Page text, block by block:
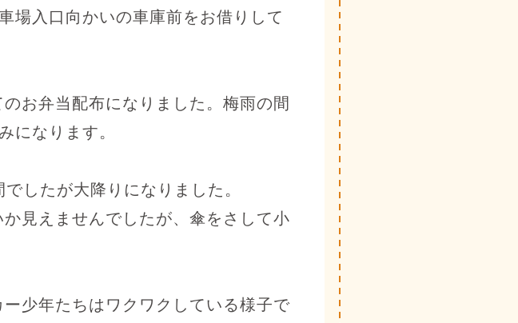
場入口向かいの車庫前をお借りして
お弁当配布になりました。梅雨の間
になります。
したが大降りになりました。
見えませんでしたが、傘をさして小
少年たちはワクワクしている様子で